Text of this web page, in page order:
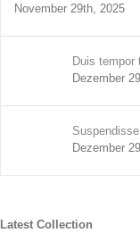
November 29th, 2025
Duis tempor
Dezember
Dezember
Latest Collection